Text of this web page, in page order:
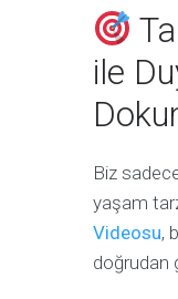
ile
Biz
yaşam
Videosu,
doğrudan